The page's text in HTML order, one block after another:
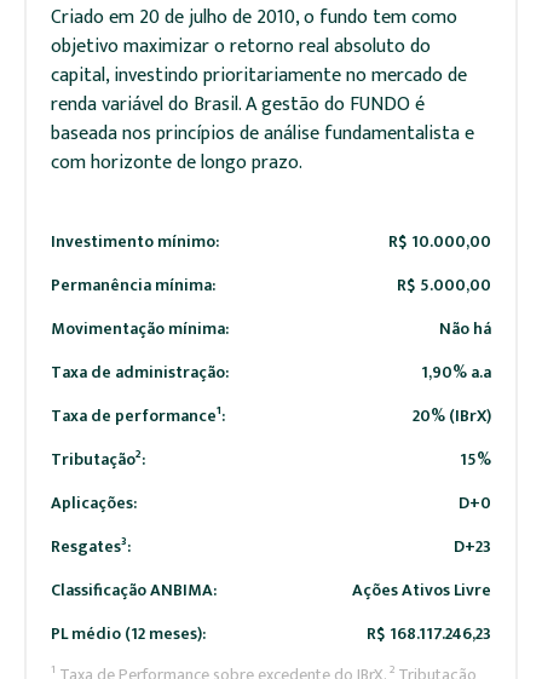
Criado em 20 de julho de 2010, o fundo tem como
objetivo maximizar o retorno real absoluto do
capital, investindo prioritariamente no mercado de
renda variável do Brasil. A gestão do FUNDO é
baseada nos princípios de análise fundamentalista e
com horizonte de longo prazo.
Investimento mínimo:
Permanência mínima:
Movimentação mínima:
Taxa de administração:
Taxa de performance¹:
Tributação²:
Aplicações:
Resgates³:
Classificação ANBIMA:
PL médio (12 meses):
R$ 10.000,00
R$ 5.000,00
Não há
1,90% a.a
20% (IBrX)
15%
D+0
D+23
Ações Ativos Livre
R$ 168.117.246,23